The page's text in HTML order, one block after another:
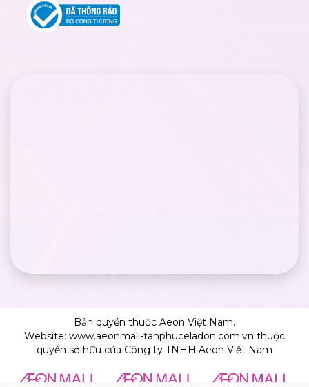
Bản quyền thuộc Aeon Việt Nam.
Website: www.aeonmall-tanphuceladon.com.vn thuộc
quyền sở hữu của Công ty TNHH Aeon Việt Nam